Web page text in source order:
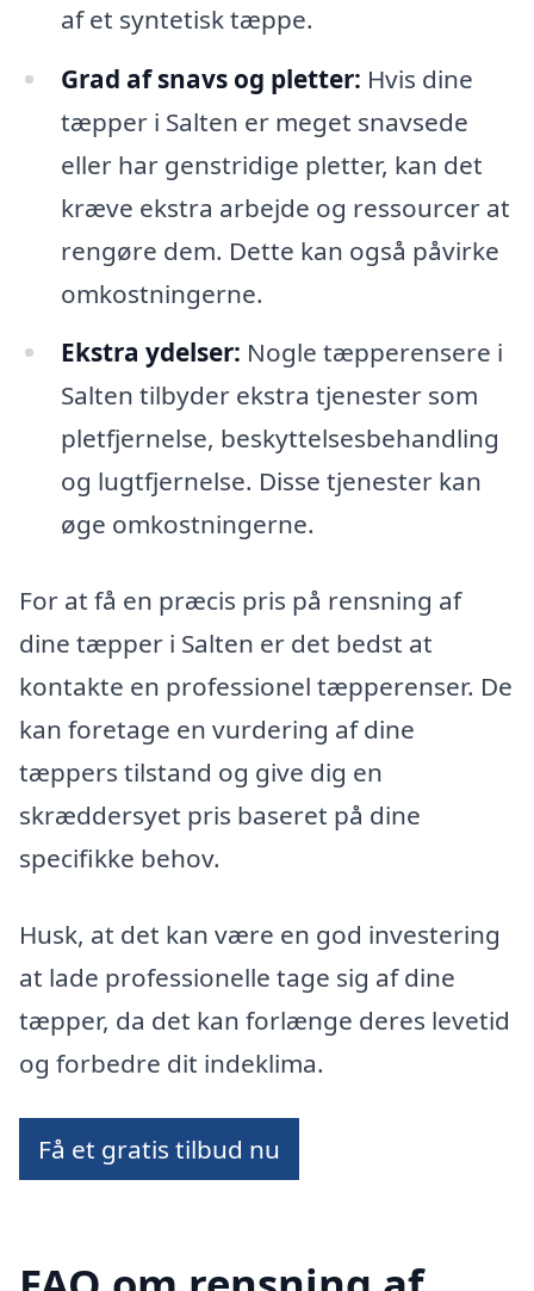
af et syntetisk tæppe.
Grad af snavs og pletter: Hvis dine
tæpper i Salten er meget snavsede
eller har genstridige pletter, kan det
kræve ekstra arbejde og ressourcer at
rengøre dem. Dette kan også påvirke
omkostningerne.
Ekstra ydelser: Nogle tæpperensere i
Salten tilbyder ekstra tjenester som
pletfjernelse, beskyttelsesbehandling
og lugtfjernelse. Disse tjenester kan
øge omkostningerne.
For at få en præcis pris på rensning af
dine tæpper i Salten er det bedst at
kontakte en professionel tæpperenser. De
kan foretage en vurdering af dine
tæppers tilstand og give dig en
skræddersyet pris baseret på dine
specifikke behov.
Husk, at det kan være en god investering
at lade professionelle tage sig af dine
tæpper, da det kan forlænge deres levetid
og forbedre dit indeklima.
Få et gratis tilbud nu